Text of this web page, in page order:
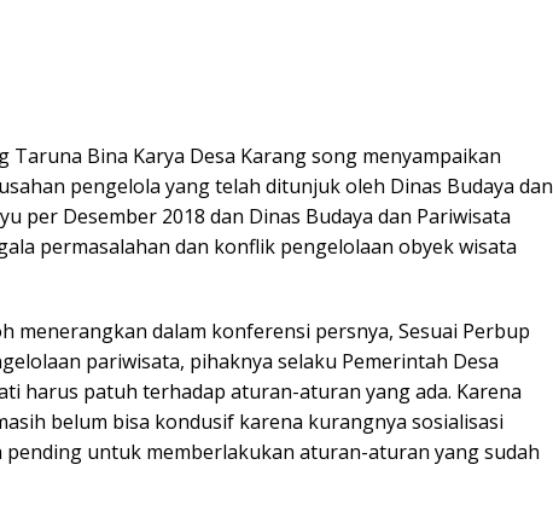
Taruna Bina Karya Desa Karang song menyampaikan
pengelola yang telah ditunjuk oleh Dinas Budaya dan
per Desember 2018 dan Dinas Budaya dan Pariwisata
permasalahan dan konflik pengelolaan obyek wisata
menerangkan dalam konferensi persnya, Sesuai Perbup
pariwisata, pihaknya selaku Pemerintah Desa
harus patuh terhadap aturan-aturan yang ada. Karena
belum bisa kondusif karena kurangnya sosialisasi
pending untuk memberlakukan aturan-aturan yang sudah